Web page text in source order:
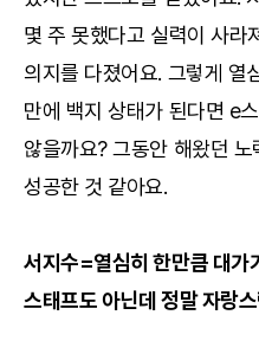
몇 주 못했다고 실력이 사라
의지를 다졌어요. 그렇게 열
만에 백지 상태가 된다면 e
않을까요? 그동안 해왔던
성공한 것 같아요.
서지수=열심히 한만큼 대가
스태프도 아닌데 정말 자랑